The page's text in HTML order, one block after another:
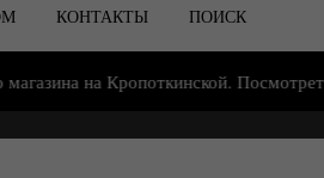
КОНТАКТЫ ПОИСК
на Кропоткинской. Посмотреть